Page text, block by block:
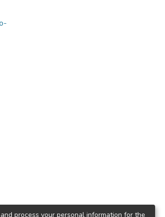
process your personal information for the